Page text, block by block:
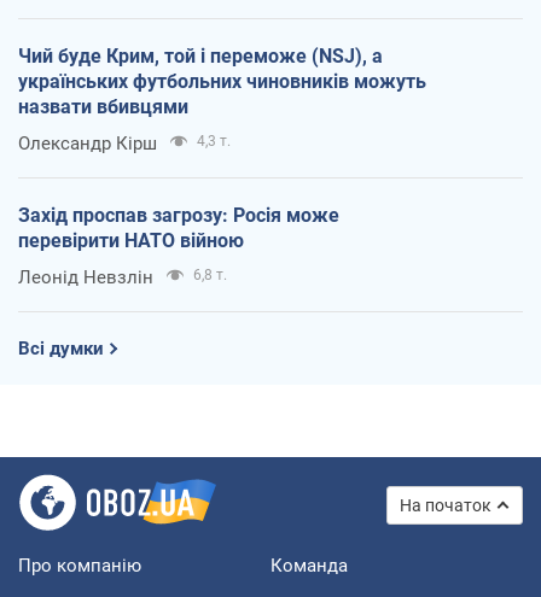
Чий буде Крим, той і переможе (NSJ), а
українських футбольних чиновників можуть
назвати вбивцями
Олександр Кірш 4,3 т.
Захід проспав загрозу: Росія може
перевірити НАТО війною
Леонід Невзлін 6,8 т.
Всі думки
На початок
Про компанію Команда